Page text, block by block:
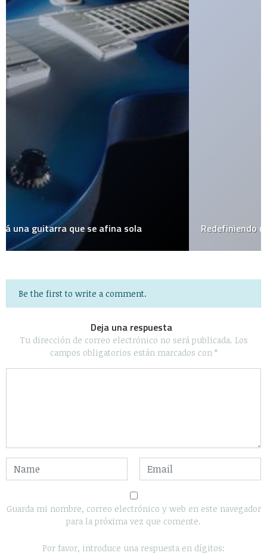
Redefiniendo un Cyber-Café
Be the first to write a comment.
Deja una respuesta
Tu dirección de correo electrónico no será publicada. Los
campos obligatorios están marcados con *
Guarda mi nombre, correo electrónico y web en este navegador
para la próxima vez que comente.
Por favor, introduce una respuesta en dígitos: